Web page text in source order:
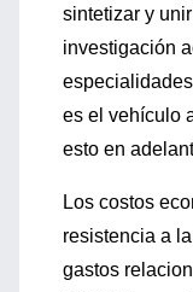
sintetizar y
investigación
es el vehículo
esto en
Los costos
resistencia a
gastos